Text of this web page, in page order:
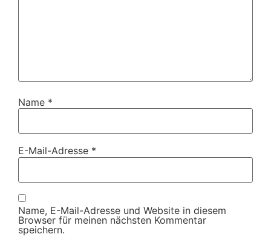
Name *
E-Mail-Adresse *
Name, E-Mail-Adresse und Website in diesem
Browser für meinen nächsten Kommentar
speichern.